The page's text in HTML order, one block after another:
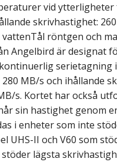
vid ytterligheter
skrivhastighet:
röntgen och
Angelbird är
serietagning
MB/s och ihållande
s. Kortet har också
sin hastighet genom
i enheter som inte
UHS-II och V60 som
stöder lägsta